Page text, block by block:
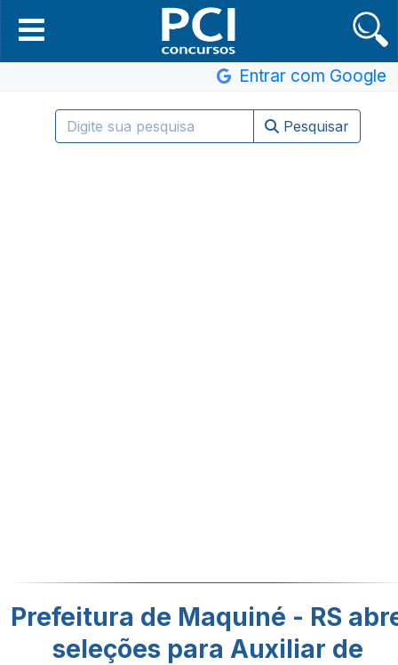
Entrar com Google
Pesquisar
Prefeitura de Maquiné - RS
seleções para Auxiliar de